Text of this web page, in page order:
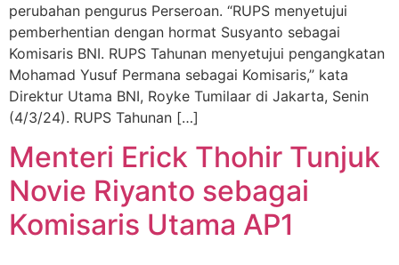
perubahan pengurus Perseroan. “RUPS menyetujui
pemberhentian dengan hormat Susyanto sebagai
Komisaris BNI. RUPS Tahunan menyetujui pengangkatan
Mohamad Yusuf Permana sebagai Komisaris,” kata
Direktur Utama BNI, Royke Tumilaar di Jakarta, Senin
(4/3/24). RUPS Tahunan […]
Menteri Erick Thohir Tunjuk
Novie Riyanto sebagai
Komisaris Utama AP1